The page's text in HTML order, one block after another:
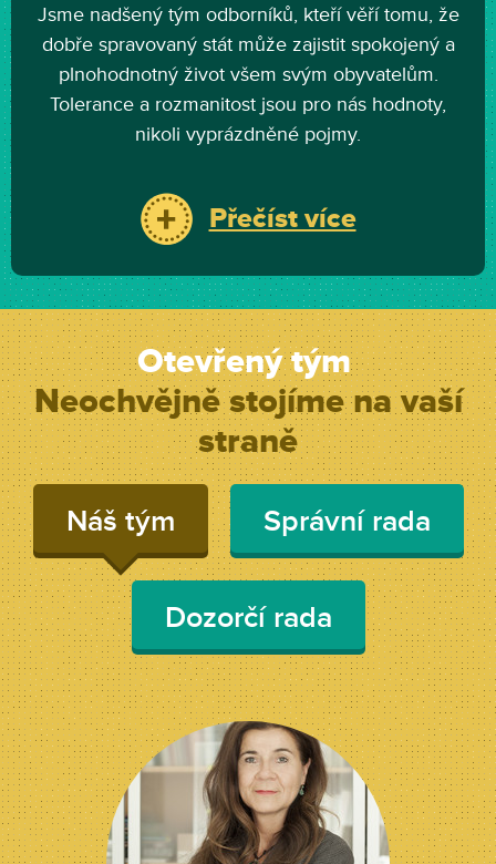
Jsme nadšený tým odborníků, kteří věří tomu, že
dobře spravovaný stát může zajistit spokojený a
plnohodnotný život všem svým obyvatelům.
Tolerance a rozmanitost jsou pro nás hodnoty,
nikoli vyprázdněné pojmy.
Přečíst více
Otevřený tým
Neochvějně stojíme na vaší
straně
Náš tým Správní rada
Dozorčí rada